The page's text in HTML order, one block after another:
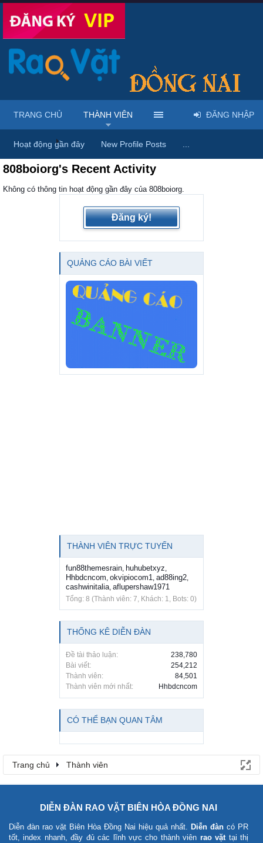
Trang chủ Thành viên
808boiorg's Recent Activity
Không có thông tin hoạt động gần đây của 808boiorg.
Đăng ký!
QUẢNG CÁO BÀI VIẾT
THÀNH VIÊN TRỰC TUYẾN
fun88themesrain, huhubetxyz,
Hhbdcncom, okvipiocom1, ad88ing2,
cashwinitalia, aflupershaw1971
Tổng: 8 (Thành viên: 7, Khách: 1, Bots: 0)
THỐNG KÊ DIỄN ĐÀN
Đề tài thảo luận:
238,780
Bài viết:
254,212
Thành viên:
84,501
Thành viên mới nhất:
Hhbdcncom
CÓ THỂ BẠN QUAN TÂM
Trang chủ Thành viên
TRANG CHỦ THÀNH VIÊN
Hoạt động gần đây New Profile Posts
ĐĂNG NHẬP
DIỄN ĐÀN RAO VẶT BIÊN HÒA ĐỒNG NAI
Diễn đàn rao vặt Biên Hòa Đồng Nai hiệu quả nhất. Diễn đàn có PR
tốt, index nhanh, đầy đủ các lĩnh vực cho thành viên rao vặttại thị